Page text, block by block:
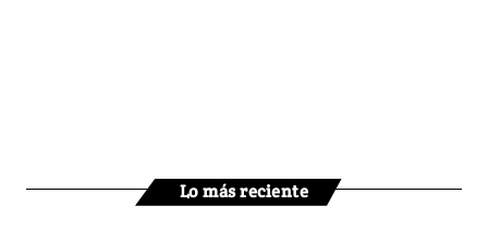
Lo más reciente